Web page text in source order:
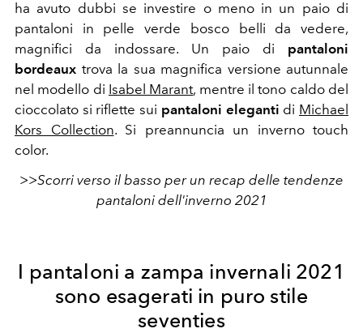
ha avuto dubbi se investire o meno in un paio di
pantaloni in pelle verde bosco belli da vedere,
magnifici da indossare. Un paio di pantaloni
bordeaux trova la sua magnifica versione autunnale
nel modello di Isabel Marant, mentre il tono caldo del
cioccolato si riflette sui pantaloni eleganti di Michael
Kors Collection. Si preannuncia un inverno touch
color.
>>Scorri verso il basso per un recap delle tendenze
pantaloni dell'inverno 2021
I pantaloni a zampa invernali 2021
sono esagerati in puro stile
seventies